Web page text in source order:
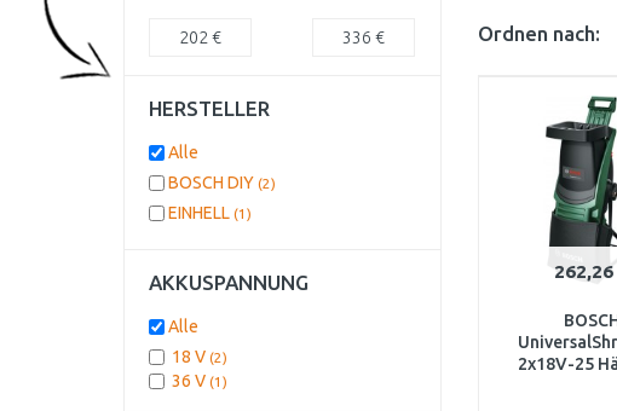
Ordnen nach:
262,26
2x18V-25
202 € 336 €
HERSTELLER
Alle
BOSCH DIY (2)
EINHELL (1)
AKKUSPANNUNG
Alle
18 V (2)
36 V (1)